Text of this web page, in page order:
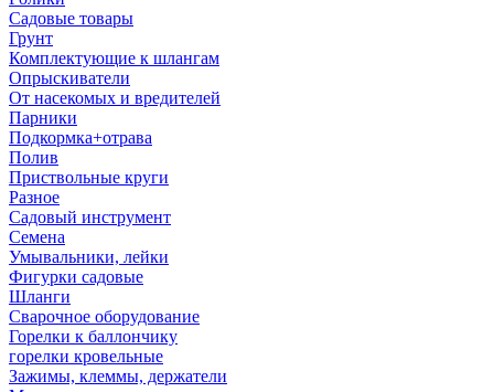
Садовые товары
Грунт
Комплектующие к шлангам
Опрыскиватели
От насекомых и вредителей
Парники
Подкормка+отрава
Полив
Приствольные круги
Разное
Садовый инструмент
Семена
Умывальники, лейки
Фигурки садовые
Шланги
Сварочное оборудование
Горелки к баллончику
горелки кровельные
Зажимы, клеммы, держатели